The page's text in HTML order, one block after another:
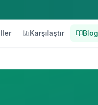
Karşılaştır Blog